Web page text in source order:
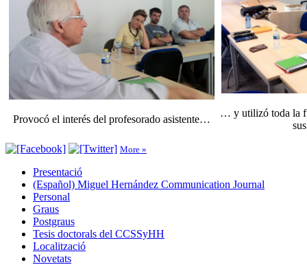
Provocó el interés del profesorado asistente…
… y utilizó toda la
More »
Presentació
(Español) Miguel Hernández Communication Journal
Personal
Graus
Postgraus
Tesis doctorals del CCSSyHH
Localització
Novetats